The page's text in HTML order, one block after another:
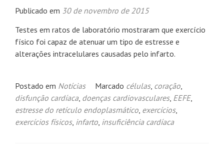
Publicado em 30 de novembro de 2015
Testes em ratos de laboratório mostraram que exercício
físico foi capaz de atenuar um tipo de estresse e
alterações intracelulares causadas pelo infarto.
Postado em Notícias Marcado células, coração,
disfunção cardíaca, doenças cardiovasculares, EEFE,
estresse do retículo endoplasmático, exercícios,
exercícios físicos, infarto, insuficiência cardíaca